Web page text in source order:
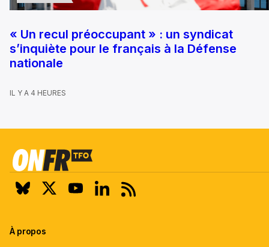
« Un recul préoccupant » : un syndicat
s’inquiète pour le français à la Défense
nationale
IL Y A 4 HEURES
À propos